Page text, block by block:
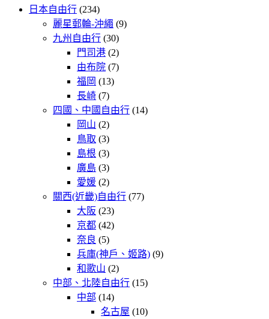
日本自由行 (234)
麗星郵輪-沖繩 (9)
九州自由行 (30)
門司港 (2)
由布院 (7)
福岡 (13)
長崎 (7)
四國、中國自由行 (14)
岡山 (2)
鳥取 (3)
島根 (3)
廣島 (3)
愛媛 (2)
關西(近畿)自由行 (77)
大阪 (23)
京都 (42)
奈良 (5)
兵庫(神戶、姬路) (9)
和歌山 (2)
中部、北陸自由行 (15)
中部 (14)
名古屋 (10)